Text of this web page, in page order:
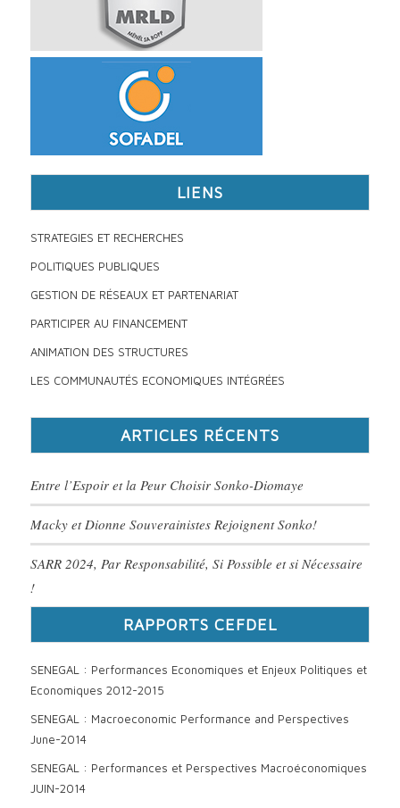
LIENS
STRATEGIES ET RECHERCHES
POLITIQUES PUBLIQUES
GESTION DE RÉSEAUX ET PARTENARIAT
PARTICIPER AU FINANCEMENT
ANIMATION DES STRUCTURES
LES COMMUNAUTÉS ECONOMIQUES INTÉGRÉES
ARTICLES RÉCENTS
Entre l’Espoir et la Peur Choisir Sonko-Diomaye
Macky et Dionne Souverainistes Rejoignent Sonko!
SARR 2024, Par Responsabilité, Si Possible et si Nécessaire
!
RAPPORTS CEFDEL
SENEGAL : Performances Economiques et Enjeux Politiques et
Economiques 2012-2015
SENEGAL : Macroeconomic Performance and Perspectives
June-2014
SENEGAL : Performances et Perspectives Macroéconomiques
JUIN-2014